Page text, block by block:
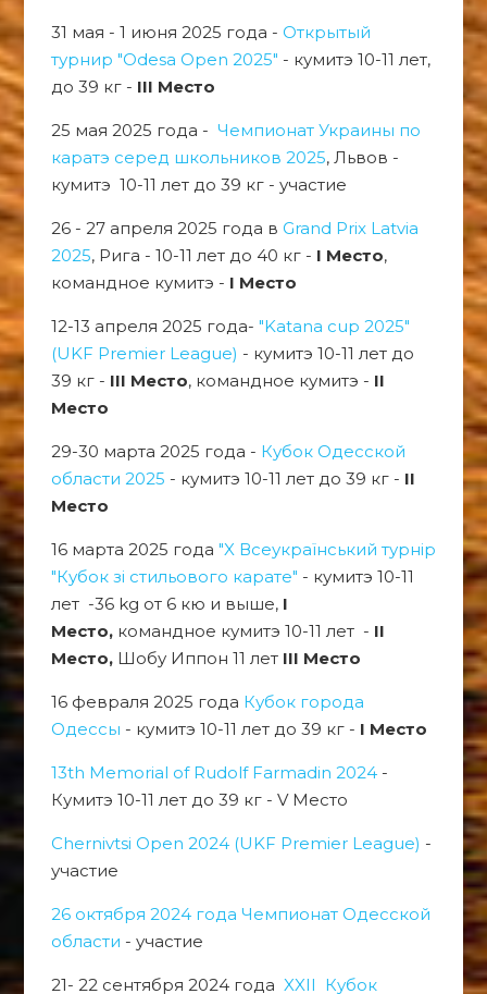
31 мая - 1 июня 2025 года - Открытый
турнир "Odesa Open 2025" - кумитэ 10-11 лет,
до 39 кг - III Место
25 мая 2025 года - Чемпионат Украины по
каратэ серед школьников 2025, Львов -
кумитэ 10-11 лет до 39 кг - участие
26 - 27 апреля 2025 года в Grand Prix Latvia
2025, Рига - 10-11 лет до 40 кг - I Место,
командное кумитэ - I Место
12-13 апреля 2025 года- "Katana cup 2025"
(UKF Premier League) - кумитэ 10-11 лет до
39 кг - III Место, командное кумитэ - II
Место
29-30 марта 2025 года - Кубок Одесской
области 2025 - кумитэ 10-11 лет до 39 кг - II
Место
16 марта 2025 года "X Всеукраїнський турнір
"Кубок зі стильового карате" - кумитэ 10-11
лет -36 kg от 6 кю и выше, I
Место, командное кумитэ 10-11 лет - II
Место,Шобу Иппон 11 летIII Место
16 февраля 2025 года Кубок города
Одессы - кумитэ 10-11 лет до 39 кг - I Место
13th Memorial of Rudolf Farmadin 2024-
Кумитэ 10-11 лет до 39 кг - V Место
Chernivtsi Open 2024 (UKF Premier League) -
участие
26 октября 2024 года Чемпионат Одесской
области - участие
21- 22 сентября 2024 года XXII Кубок